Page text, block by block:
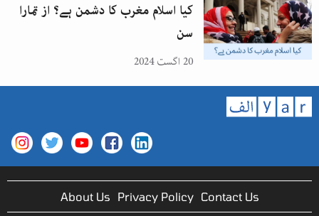
کیا اسلام مغرب کا دشمن ہے؟ از تمارا
سن
20 اگست 2024
About Us Privacy Policy Contact Us